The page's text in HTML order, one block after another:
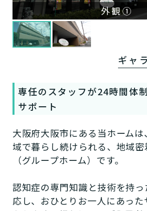
外観①
ギャ
専任のスタッフが24時間体
サポート
大阪府大阪市にある当ホーム
域で暮らし続けられる、地域
（グループホーム）です。
認知症の専門知識と技術を持
応し、おひとりお一人にあっ